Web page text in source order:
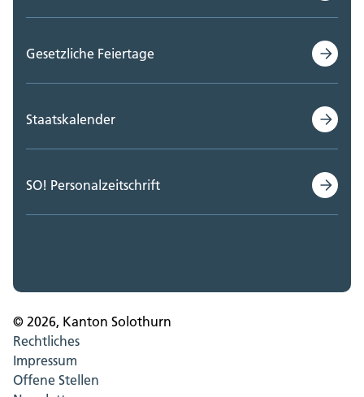
Gesetzliche Feiertage
Staatskalender
SO! Personalzeitschrift
© 2026, Kanton Solothurn
Rechtliches
Impressum
Offene Stellen